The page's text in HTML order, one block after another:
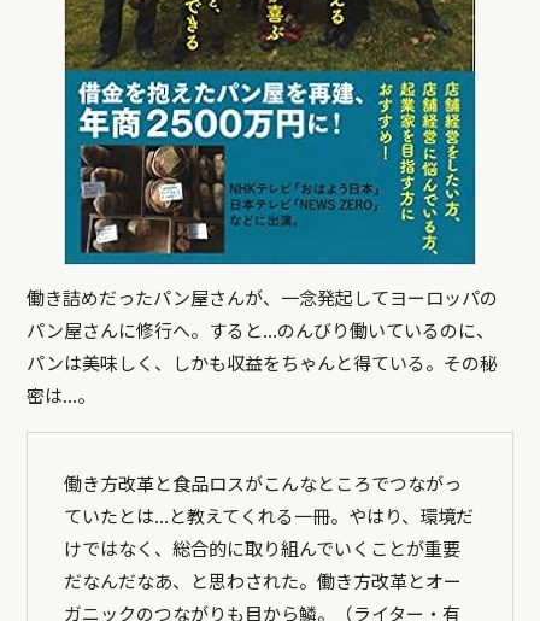
働き詰めだったパン屋さんが、一念発起してヨーロッパの
パン屋さんに修行へ。すると…のんびり働いているのに、
パンは美味しく、しかも収益をちゃんと得ている。その秘
密は…。
働き方改革と食品ロスがこんなところでつながっ
ていたとは…と教えてくれる一冊。やはり、環境だ
けではなく、総合的に取り組んでいくことが重要
だなんだなあ、と思わされた。働き方改革とオー
ガニックのつながりも目から鱗。（ライター・有